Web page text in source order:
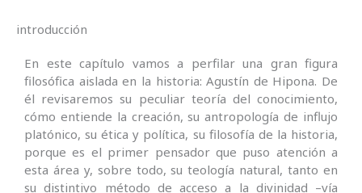
introducción
En este capítulo vamos a perfilar una gran figura
filosófica aislada en la historia: Agustín de Hipona. De
él revisaremos su peculiar teoría del conocimiento,
cómo entiende la creación, su antropología de influjo
platónico, su ética y política, su filosofía de la historia,
porque es el primer pensador que puso atención a
esta área y, sobre todo, su teología natural, tanto en
su distintivo método de acceso a la divinidad –vía